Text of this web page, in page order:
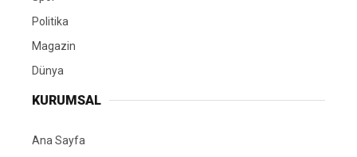
Politika
Magazin
Dünya
KURUMSAL
Ana Sayfa